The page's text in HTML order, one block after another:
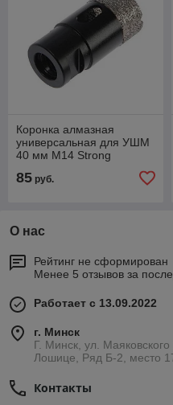
Коронка алмазная
универсальная для УШМ
40 мм M14 Strong
85 руб.
О нас
Рейтинг не сформирован
Менее 5 отзывов за
Работает с 13.09.2022
г. Минск
Г. Минск, ул.
Лошице, Ряд Б-2, место
Контакты